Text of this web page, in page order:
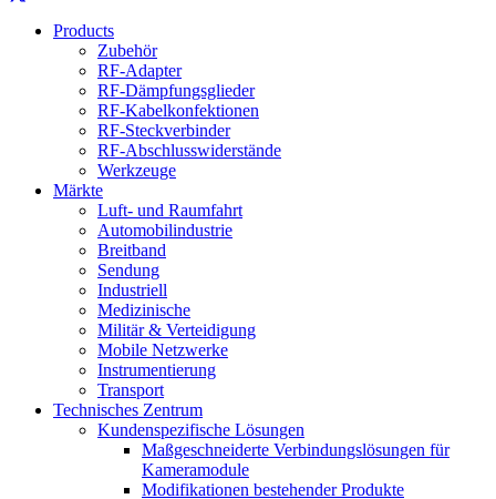
Products
Zubehör
RF-Adapter
RF-Dämpfungsglieder
RF-Kabelkonfektionen
RF-Steckverbinder
RF-Abschlusswiderstände
Werkzeuge
Märkte
Luft- und Raumfahrt
Automobilindustrie
Breitband
Sendung
Industriell
Medizinische
Militär & Verteidigung
Mobile Netzwerke
Instrumentierung
Transport
Technisches Zentrum
Kundenspezifische Lösungen
Maßgeschneiderte Verbindungslösungen für
Kameramodule
Modifikationen bestehender Produkte